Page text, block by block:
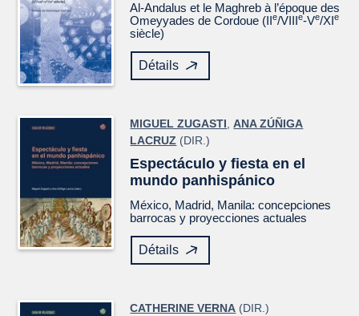
Al-Andalus et le Maghreb à l’époque des
Omeyyades de Cordoue (IIe/VIIIe-Ve/XIe
siècle)
Détails
MIGUEL ZUGASTI ,ANA ZÚÑIGA
LACRUZ (DIR.)
Espectáculo y fiesta en el
mundo panhispánico
México, Madrid, Manila: concepciones
barrocas y proyecciones actuales
Détails
CATHERINE VERNA (DIR.)